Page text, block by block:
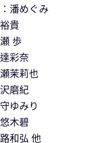
潘めぐみ
貴
歩
彩奈
茉莉也
磨紀
ゆみり
木碧
和弘 他